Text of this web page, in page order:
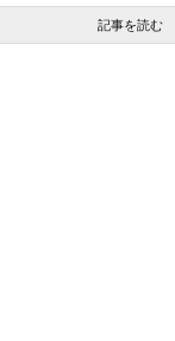
記事を読む